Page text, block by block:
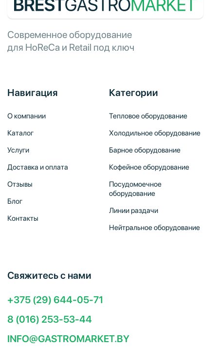
Современное оборудование
для HoReCa и Retail под ключ
Навигация
О компании
Каталог
Услуги
Доставка и оплата
Отзывы
Блог
Контакты
Категории
Тепловое оборудование
Холодильное оборудование
Барное оборудование
Кофейное оборудование
Посудомоечное
оборудование
Линии раздачи
Нейтральное оборудование
Свяжитесь с нами
+375 (29) 644-05-71
8 (016) 253-53-44
INFO@GASTROMARKET.BY